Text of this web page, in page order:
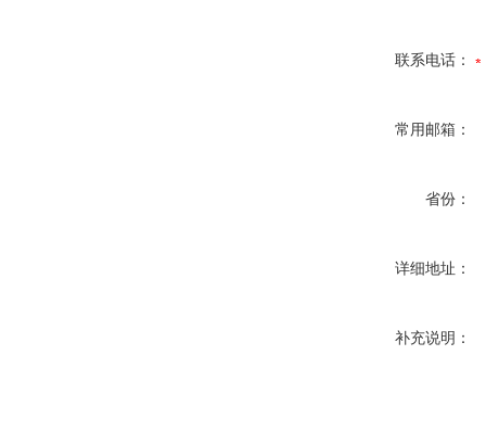
联系电话：
常用邮箱：
省份：
详细地址：
补充说明：